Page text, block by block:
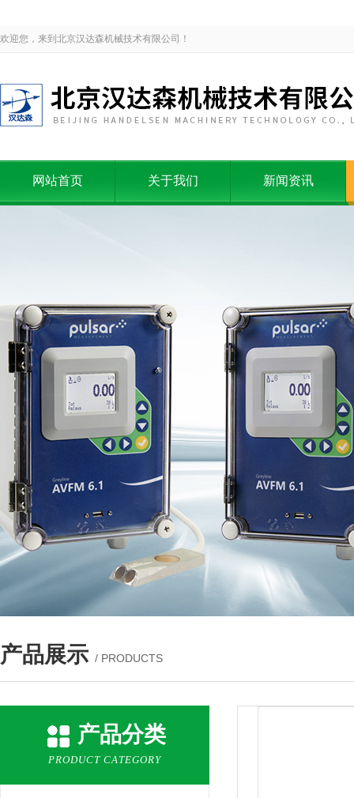
欢迎您，来到北京汉达森机械技术有限公司！
网站首页 关于我们 新闻资讯
产品展示 / PRODUCTS
产品分类
PRODUCT CATEGORY